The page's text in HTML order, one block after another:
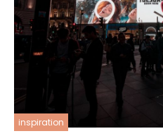
inspiration